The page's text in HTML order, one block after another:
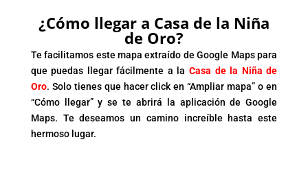
¿Cómo llegar a Casa de la Niña
de Oro?
Te facilitamos este mapa extraído de Google Maps para
que puedas llegar fácilmente a laCasa de la Niña de
Oro. Solo tienes que hacer click en “Ampliar mapa” o en
“Cómo llegar” y se te abrirá la aplicación de Google
Maps. Te deseamos un camino increíble hasta este
hermoso lugar.